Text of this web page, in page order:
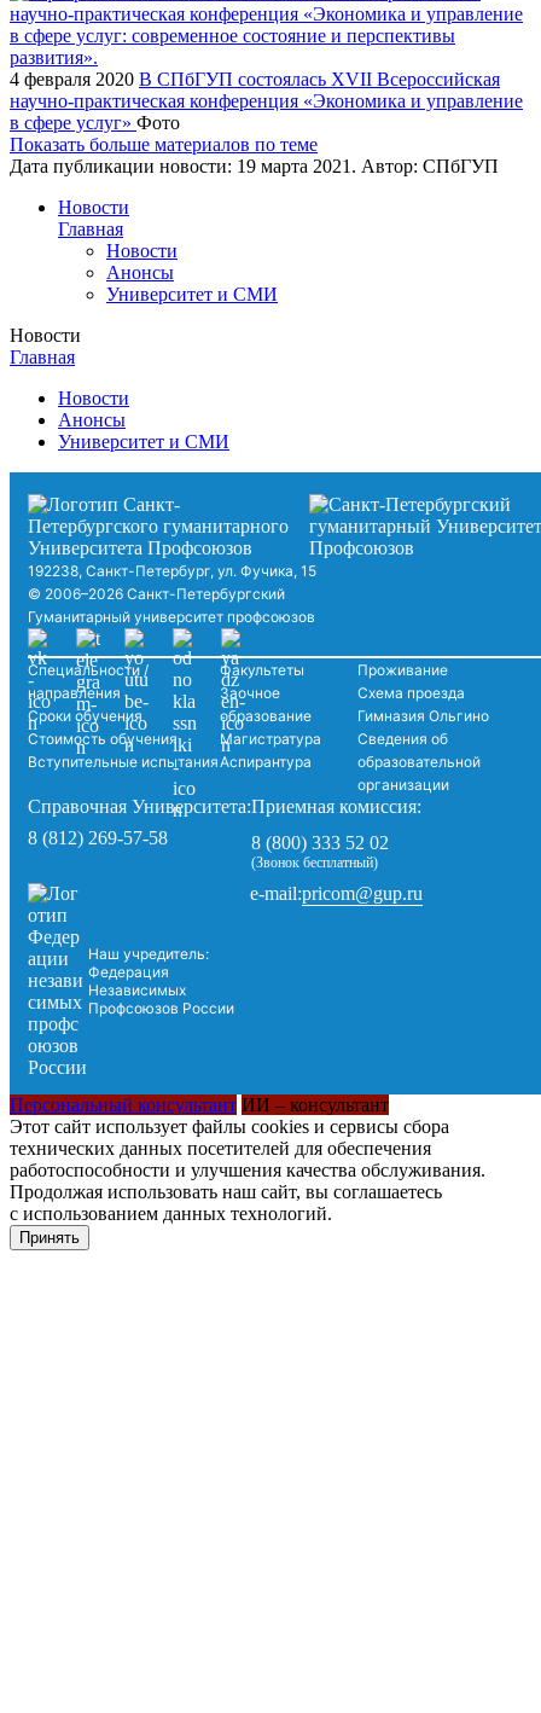
4 февраля 2020 В СПбГУП состоялась XVII Всероссийская
научно-практическая конференция «Экономика и управление
в сфере услуг» Фото
Показать больше материалов по теме
Дата публикации новости: 19 марта 2021 . Автор: СПбГУП
Новости
Главная
Новости
Анонсы
Университет и СМИ
Новости
Главная
Новости
Анонсы
Университет и СМИ
192238, Санкт-Петербург, ул. Фучика, 15
© 2006–2026 Санкт-Петербургский
Гуманитарный университет профсоюзов
Специальности /
направления
Сроки обучения
Стоимость обучения
Вступительные испытания
Факультеты
Заочное
образование
Магистратура
Аспирантура
Проживание
Схема проезда
Гимназия Ольгино
Сведения об
образовательной
организации
Справочная Университета:
8 (812) 269-57-58
Приемная комиссия:
8 (800) 333 52 02
(Звонок бесплатный)
Наш учредитель:
Федерация
Независимых
Профсоюзов России
e-mail:pricom@gup.ru
Персональный консультант ИИ – консультант
Этот сайт использует файлы cookies и сервисы сбора
технических данных посетителей для обеспечения
работоспособности и улучшения качества обслуживания.
Продолжая использовать наш сайт, вы соглашаетесь
с использованием данных технологий.
Принять